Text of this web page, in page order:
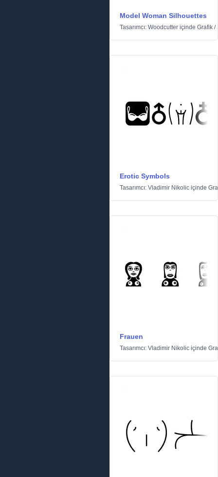
Model Woman Silhouettes
Tasarımcı: Woodcutter içinde Grafik /
Erotic Symbols
Tasarımcı: Vladimir Nikolic içinde
Frauen
Tasarımcı: Vladimir Nikolic içinde